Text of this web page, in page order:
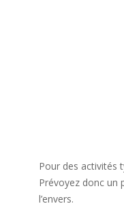
Pour des activités
Prévoyez donc un
l’envers.